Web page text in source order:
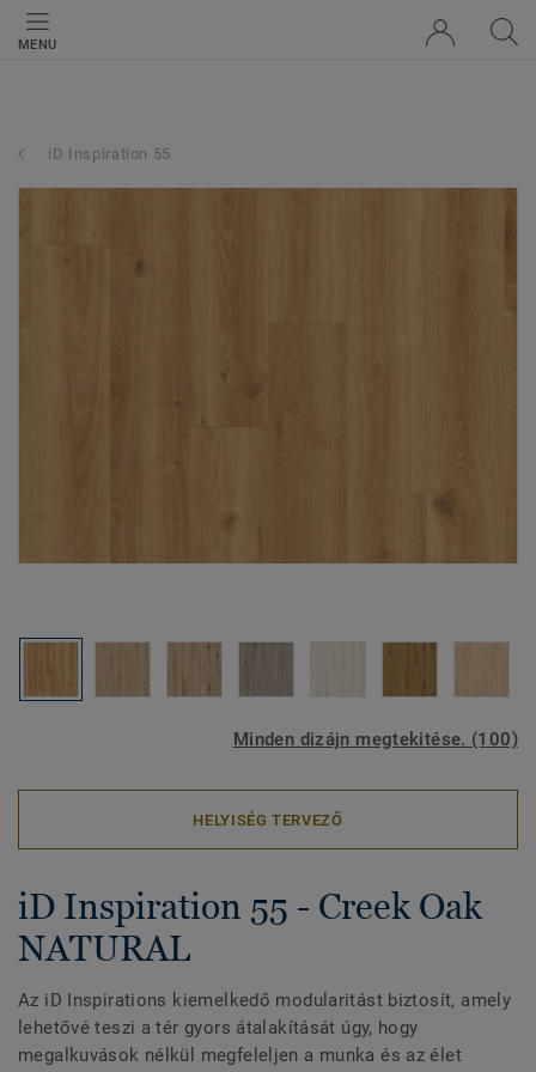
MENU
iD Inspiration 55
Minden dizájn megtekitése. (100)
HELYISÉG TERVEZŐ
iD Inspiration 55 - Creek Oak
NATURAL
Az iD Inspirations kiemelkedő modularitást biztosít, amely
lehetővé teszi a tér gyors átalakítását úgy, hogy
megalkuvások nélkül megfeleljen a munka és az élet